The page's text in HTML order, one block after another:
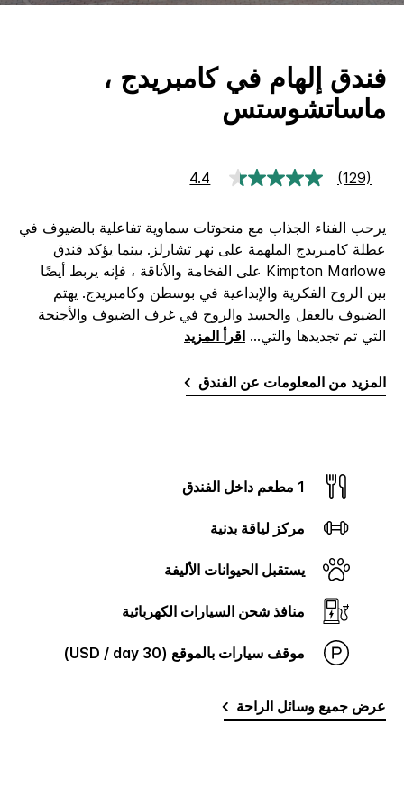
فندق إلهام في كامبريدج ،
ماساتشوستس
4.4
قراءة
رابط
نفس
(129)
يرحب الفناء الجذاب مع منحوتات سماوية تفاعلية بالضيوف في
عطلة كامبريدج الملهمة على نهر تشارلز. بينما يؤكد فندق
Kimpton Marlowe على الفخامة والأناقة ، فإنه يربط أيضًا
بين الروح الفكرية والإبداعية في بوسطن وكامبريدج. يهتم
الضيوف بالعقل والجسد والروح في غرف الضيوف والأجنحة
التي تم تجديدها والتي... اقرأ المزيد
المزيد من المعلومات عن الفندق
1 مطعم داخل الفندق
مركز لياقة بدنية
يستقبل الحيوانات الأليفة
منافذ شحن السيارات الكهربائية
موقف سيارات بالموقع (30 USD / day)
عرض جميع وسائل الراحة